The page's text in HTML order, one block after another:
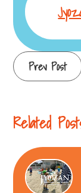
Continue
Prev Post
Related